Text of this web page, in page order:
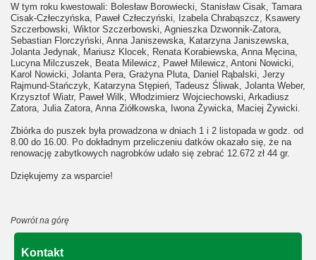
W tym roku kwestowali: Bolesław Borowiecki, Stanisław Cisak, Tamara
Cisak-Człeczyńska, Paweł Człeczyński, Izabela Chrabąszcz, Ksawery
Szczerbowski, Wiktor Szczerbowski, Agnieszka Dzwonnik-Zatora,
Sebastian Florczyński, Anna Janiszewska, Katarzyna Janiszewska,
Jolanta Jedynak, Mariusz Klocek, Renata Korabiewska, Anna Męcina,
Lucyna Milczuszek, Beata Milewicz, Paweł Milewicz, Antoni Nowicki,
Karol Nowicki, Jolanta Pera, Grażyna Pluta, Daniel Rąbalski, Jerzy
Rajmund-Stańczyk, Katarzyna Stępień, Tadeusz Śliwak, Jolanta Weber,
Krzysztof Wiatr, Paweł Wilk, Włodzimierz Wojciechowski, Arkadiusz
Zatora, Julia Zatora, Anna Ziółkowska, Iwona Żywicka, Maciej Żywicki.
Zbiórka do puszek była prowadzona w dniach 1 i 2 listopada w godz. od
8.00 do 16.00. Po dokładnym przeliczeniu datków okazało się, że na
renowację zabytkowych nagrobków udało się zebrać 12.672 zł 44 gr.
Dziękujemy za wsparcie!
Powrót na górę
Kontakt